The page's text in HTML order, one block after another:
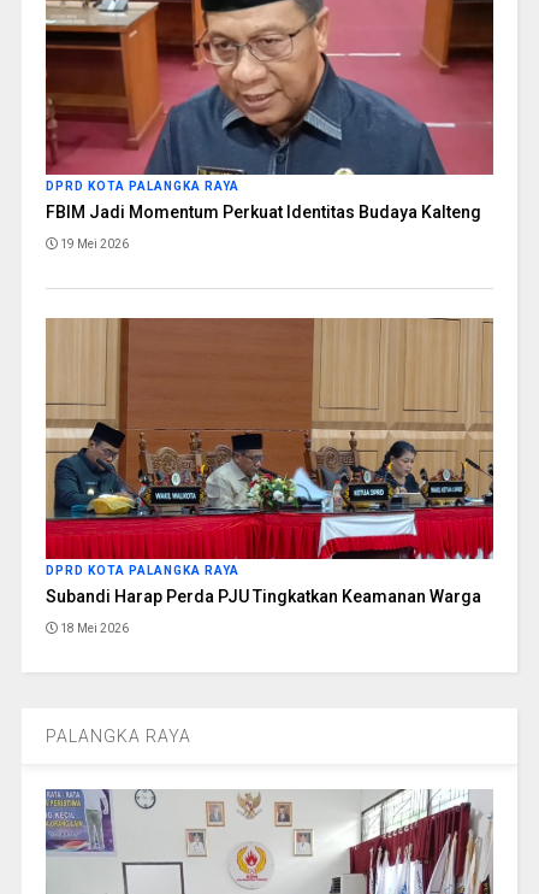
DPRD KOTA PALANGKA RAYA
FBIM Jadi Momentum Perkuat Identitas Budaya Kalteng
19 Mei 2026
DPRD KOTA PALANGKA RAYA
Subandi Harap Perda PJU Tingkatkan Keamanan Warga
18 Mei 2026
PALANGKA RAYA